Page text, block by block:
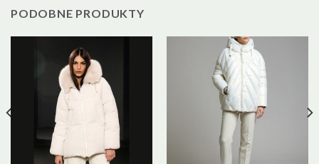
PODOBNE PRODUKTY